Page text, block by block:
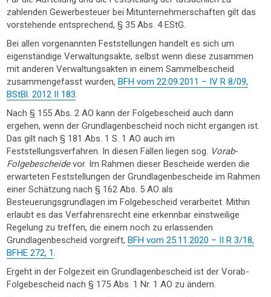
zahlenden Gewerbesteuer bei Mitunternehmerschaften gilt das
vorstehende entsprechend, § 35 Abs. 4 EStG.
Bei allen vorgenannten Feststellungen handelt es sich um
eigenständige Verwaltungsakte, selbst wenn diese zusammen
mit anderen Verwaltungsakten in einem Sammelbescheid
zusammengefasst wurden,BFH vom 22.09.2011 – IV R 8/09,
BStBl. 2012 II 183.
Nach § 155 Abs. 2 AO kann der Folgebescheid auch dann
ergehen, wenn der Grundlagenbescheid noch nicht ergangen ist.
Das gilt nach § 181 Abs. 1 S. 1 AO auch im
Feststellungsverfahren. In diesen Fällen liegen sog. Vorab-
Folgebescheidevor. Im Rahmen dieser Bescheide werden die
erwarteten Feststellungen der Grundlagenbescheide im Rahmen
einer Schätzung nach § 162 Abs. 5 AO als
Besteuerungsgrundlagen im Folgebescheid verarbeitet. Mithin
erlaubt es das Verfahrensrecht eine erkennbar einstweilige
Regelung zu treffen, die einem noch zu erlassenden
Grundlagenbescheid vorgreift,BFH vom 25.11.2020 – II R 3/18,
BFHE 272, 1.
Ergeht in der Folgezeit ein Grundlagenbescheid ist der Vorab-
Folgebescheid nach § 175 Abs. 1 Nr. 1 AO zu ändern.